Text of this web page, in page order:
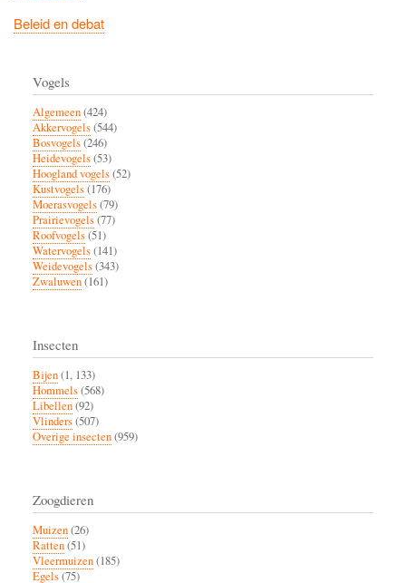
Beleid en debat
Vogels
Algemeen(424)
Akkervogels(544)
Bosvogels(246)
Heidevogels(53)
Hoogland vogels(52)
Kustvogels(176)
Moerasvogels(79)
Prairievogels(77)
Roofvogels(51)
Watervogels(141)
Weidevogels(343)
Zwaluwen(161)
Insecten
Bijen(1, 133)
Hommels(568)
Libellen(92)
Vlinders(507)
Overige insecten(959)
Zoogdieren
Muizen(26)
Ratten(51)
Vleermuizen(185)
Egels(75)